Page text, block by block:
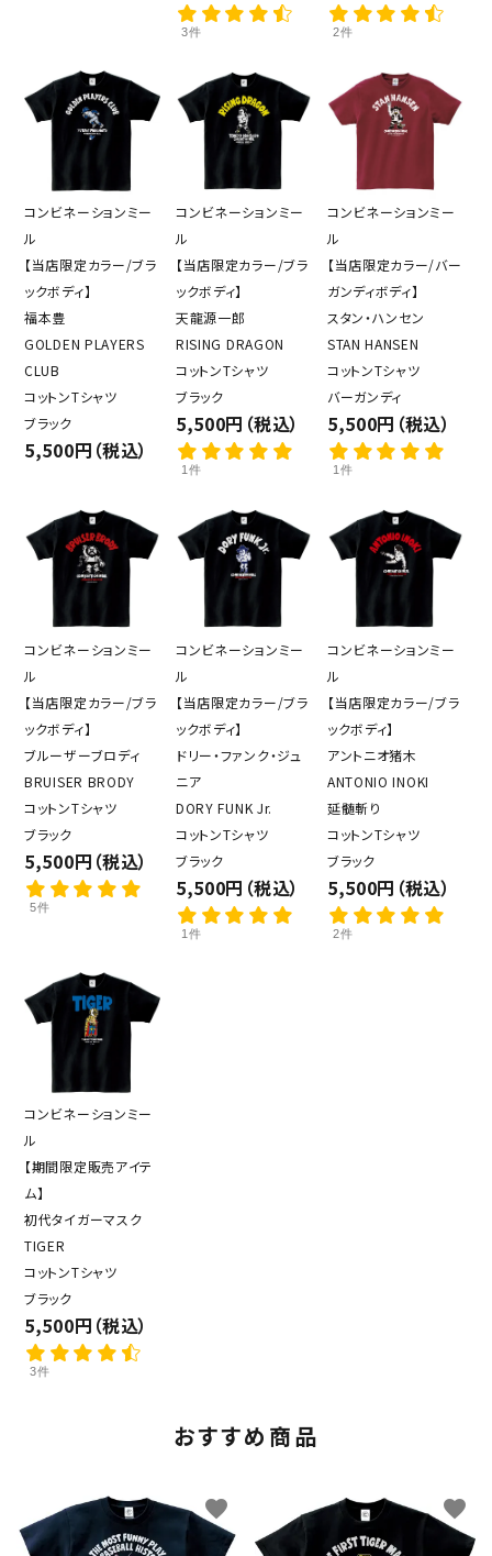
3件 2件
コンビネーションミー
ル
【当店限定カラー/ブラ
ックボディ】
福本豊
GOLDEN PLAYERS
CLUB
コットンTシャツ
ブラック
5,500円（税込）
コンビネーションミー
ル
【当店限定カラー/ブラ
ックボディ】
天龍源一郎
RISING DRAGON
コットンTシャツ
ブラック
5,500円（税込）
1件
コンビネーションミー
ル
【当店限定カラー/バー
ガンディボディ】
スタン・ハンセン
STAN HANSEN
コットンTシャツ
バーガンディ
5,500円（税込）
1件
コンビネーションミー
ル
【当店限定カラー/ブラ
ックボディ】
ブルーザーブロディ
BRUISER BRODY
コットンTシャツ
ブラック
5,500円（税込）
5件
コンビネーションミー
ル
【当店限定カラー/ブラ
ックボディ】
ドリー・ファンク・ジュ
ニア
DORY FUNK Jr.
コットンTシャツ
ブラック
5,500円（税込）
1件
コンビネーションミー
ル
【当店限定カラー/ブラ
ックボディ】
アントニオ猪木
ANTONIO INOKI
延髄斬り
コットンTシャツ
ブラック
5,500円（税込）
2件
コンビネーションミー
ル
【期間限定販売アイテ
ム】
初代タイガーマスク
TIGER
コットンTシャツ
ブラック
5,500円（税込）
3件
おすすめ商品
favorite favorite